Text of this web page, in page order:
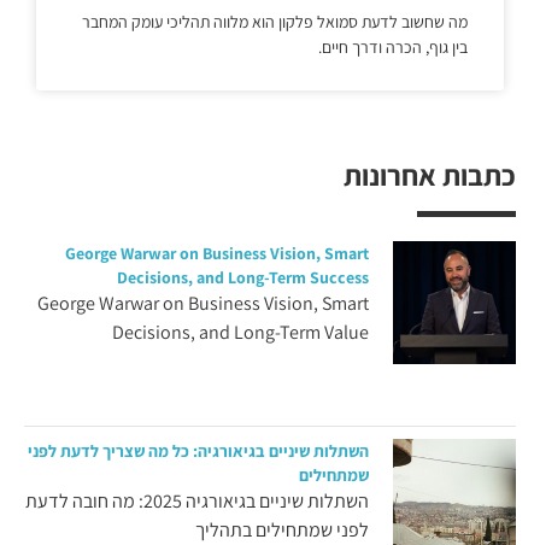
כתבות אחרונות
George Warwar on Business Vision, Smart
Decisions, and Long-Term Success
George Warwar on Business Vision, Smart
Decisions, and Long-Term Value
השתלות שיניים בגיאורגיה: כל מה שצריך לדעת לפני
שמתחילים
השתלות שיניים בגיאורגיה 2025: מה חובה לדעת
לפני שמתחילים בתהליך
מה שחשוב לדעת סמואל פלקון הוא מלווה תהליכי עומק המחבר
בין גוף, הכרה ודרך חיים.